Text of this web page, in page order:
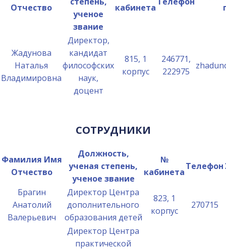
Отчество
ученое
звание
кабинета
Жадунова
Наталья
Владимировна
Директор,
кандидат
философских
наук,
доцент
815, 1
корпус
246771,
222975
СОТРУДНИКИ
Фамилия Имя
Отчество
Должность,
ученая степень,
ученое звание
№
кабинета
Телефон
Брагин
Анатолий
Валерьевич
Директор Центра
дополнительного
образования детей
823, 1
корпус
270715
Директор Центра
практической